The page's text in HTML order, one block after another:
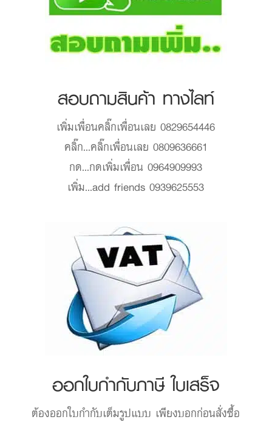
สอบถามสินค้า ทางไลท์
เพิ่มเพื่อนคลิ๊กเพื่อนเลย 0829654446
คลิ๊ก...คลิ๊กเพื่อนเลย 0809636661
กด...กดเพิ่มเพื่อน 0964909993
เพิ่ม...add friends 0939625553
ออกใบกำกับภาษี ใบเสร็จ
ต้องออกใบกำกับเต็มรูปแบบ เพียงบอกก่อนสั่งซื้อ